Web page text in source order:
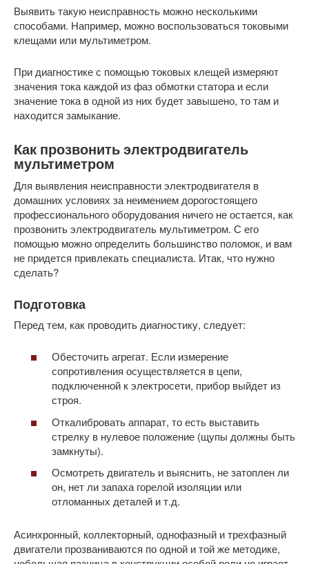
Выявить такую неисправность можно несколькими
способами. Например, можно воспользоваться токовыми
клещами или мультиметром.
При диагностике с помощью токовых клещей измеряют
значения тока каждой из фаз обмотки статора и если
значение тока в одной из них будет завышено, то там и
находится замыкание.
Как прозвонить электродвигатель
мультиметром
Для выявления неисправности электродвигателя в
домашних условиях за неимением дорогостоящего
профессионального оборудования ничего не остается, как
прозвонить электродвигатель мультиметром. С его
помощью можно определить большинство поломок, и вам
не придется привлекать специалиста. Итак, что нужно
сделать?
Подготовка
Перед тем, как проводить диагностику, следует:
Обесточить агрегат. Если измерение
сопротивления осуществляется в цепи,
подключенной к электросети, прибор выйдет из
строя.
Откалибровать аппарат, то есть выставить
стрелку в нулевое положение (щупы должны быть
замкнуты).
Осмотреть двигатель и выяснить, не затоплен ли
он, нет ли запаха горелой изоляции или
отломанных деталей и т.д.
Асинхронный, коллекторный, однофазный и трехфазный
двигатели прозваниваются по одной и той же методике,